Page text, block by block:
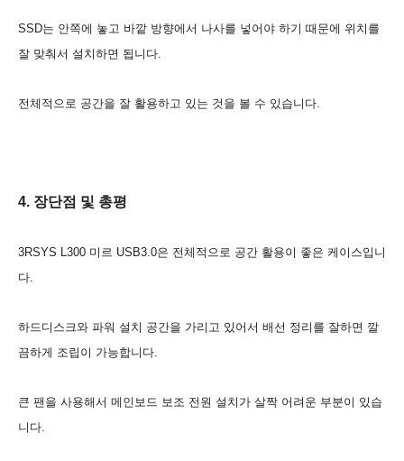
SSD는 안쪽에 놓고 바깥 방향에서 나사를 넣어야 하기 때문에 위치를
잘 맞춰서 설치하면 됩니다.
전체적으로 공간을 잘 활용하고 있는 것을 볼 수 있습니다.
4. 장단점 및 총평
3RSYS L300 미르 USB3.0은 전체적으로 공간 활용이 좋은 케이스입니
다.
하드디스크와 파워 설치 공간을 가리고 있어서 배선 정리를 잘하면 깔
끔하게 조립이 가능합니다.
큰 팬을 사용해서 메인보드 보조 전원 설치가 살짝 어려운 부분이 있습
니다.